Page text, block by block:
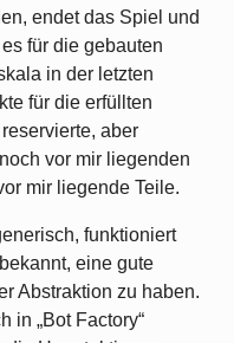
endet das Spiel und
für die gebauten
in der letzten
für die erfüllten
aber
vor mir liegenden
mir liegende Teile.
funktioniert
eine gute
Abstraktion zu haben.
in „Bot Factory“